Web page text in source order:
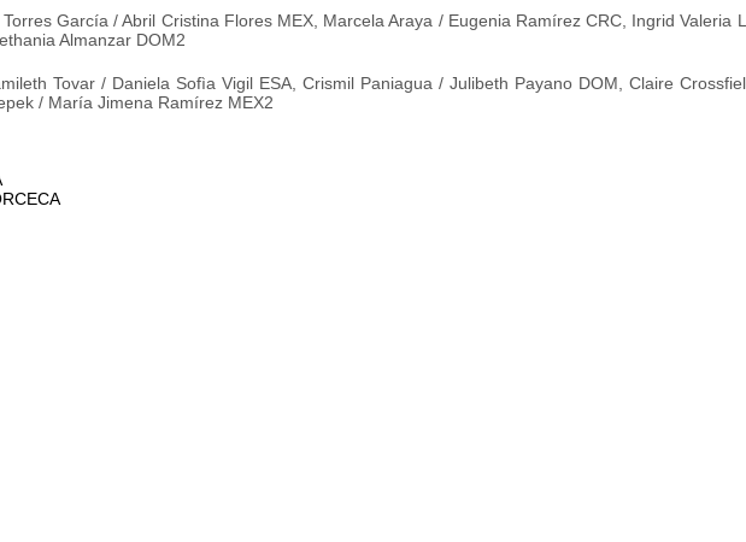
García / Abril Cristina Flores MEX, Marcela Araya / Eugenia Ramírez CRC, Ingrid Valeria
Almanzar DOM2
Tovar / Daniela Sofìa Vigil ESA, Crismil Paniagua / Julibeth Payano DOM, Claire
/ María Jimena Ramírez MEX2